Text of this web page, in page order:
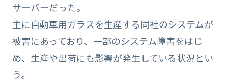
サーバーだった。
主に自動車用ガラスを生産する同社のシステムが
被害にあっており、一部のシステム障害をはじ
め、生産や出荷にも影響が発生している状況とい
う。